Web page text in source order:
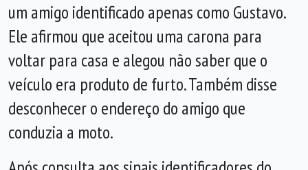
um amigo identificado apenas como Gustavo.
Ele afirmou que aceitou uma carona para
voltar para casa e alegou não saber que o
veículo era produto de furto. Também disse
desconhecer o endereço do amigo que
conduzia a moto.